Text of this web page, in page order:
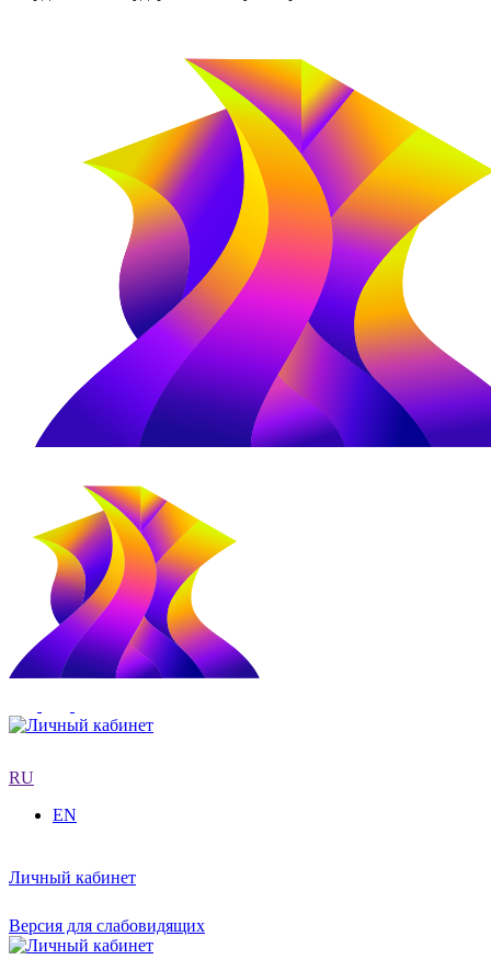
RU
EN
Личный кабинет
Версия для слабовидящих